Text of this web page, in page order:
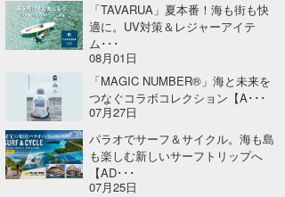
「TAVARUA」夏本番！海も街も快
適に。UV対策＆レジャーアイテ
ム･･･
08月01日
「MAGIC NUMBER®」海と未来を
つなぐコラボコレクション【A･･･
07月27日
パラオでサーフ＆サイクル。海も島
も楽しむ新しいサーフトリップへ
【AD･･･
07月25日